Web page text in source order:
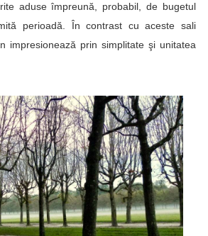
aduse împreună, probabil, de bugetul
perioadă. În contrast cu aceste sali
impresionează prin simplitate şi unitatea